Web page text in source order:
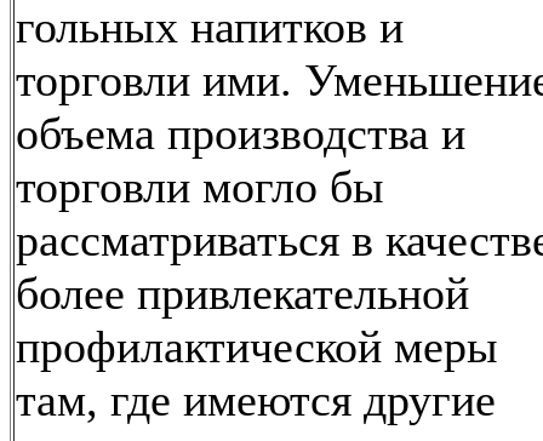
гольных напитков и
торговли ими.
объема производства и
торговли могло бы
рассматриваться в
более привлекательной
профилактической меры
там, где имеются другие